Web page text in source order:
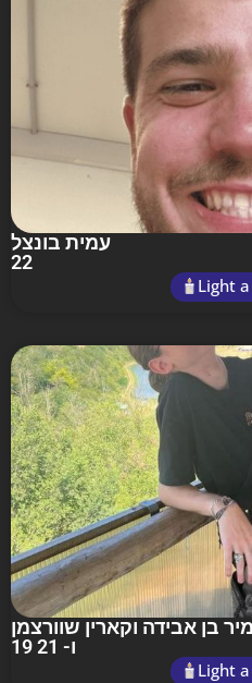
עמית בונצל
22
Light
בן אבידה וקארין שוורצמן
19 ו- 21
Light